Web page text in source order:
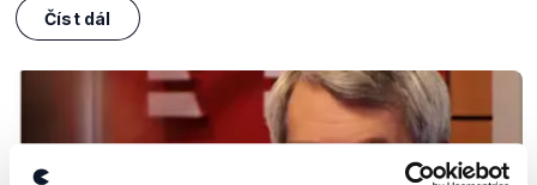
Číst dál